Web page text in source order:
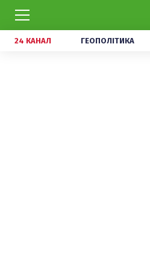
24 КАНАЛ ГЕОПОЛІТИКА